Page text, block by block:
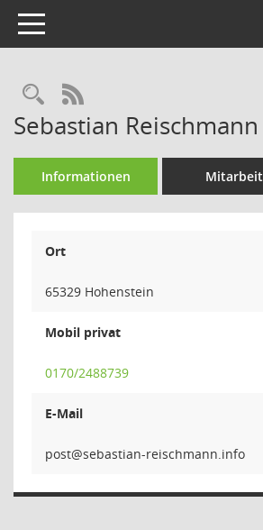
Toggle navigation
Rechercheauswahl
RSS-Feed
Sebastian Reischmann
Informationen Mitarbeit
Ort
65329 Hohenstein
Mobil privat
0170/2488739
E-Mail